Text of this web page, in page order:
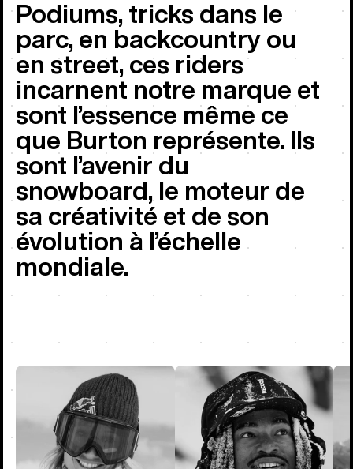
Podiums, tricks dans le
parc, en backcountry ou
en street, ces riders
incarnent notre marque et
sont l’essence même ce
que Burton représente. Ils
sont l’avenir du
snowboard, le moteur de
sa créativité et de son
évolution à l’échelle
mondiale.